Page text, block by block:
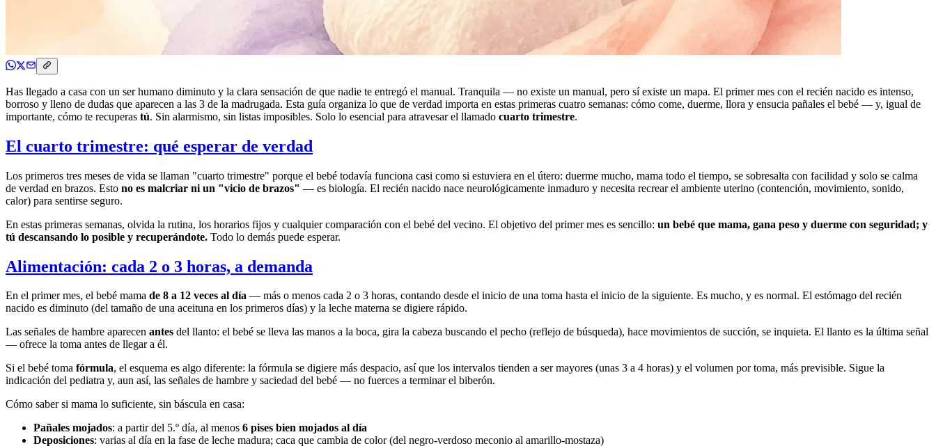
Has llegado a casa con un ser humano diminuto y la clara sensación de que nadie te entregó el manual. Tranquila — no existe un manual, pero sí existe un mapa. El primer mes con el recién nacido es intenso,
borroso y lleno de dudas que aparecen a las 3 de la madrugada. Esta guía organiza lo que de verdad importa en estas primeras cuatro semanas: cómo come, duerme, llora y ensucia pañales el bebé — y, igual de
importante, cómo te recuperas tú. Sin alarmismo, sin listas imposibles. Solo lo esencial para atravesar el llamado cuarto trimestre.
El cuarto trimestre: qué esperar de verdad
Los primeros tres meses de vida se llaman "cuarto trimestre" porque el bebé todavía funciona casi como si estuviera en el útero: duerme mucho, mama todo el tiempo, se sobresalta con facilidad y solo se calma
de verdad en brazos. Esto no es malcriar ni un "vicio de brazos" — es biología. El recién nacido nace neurológicamente inmaduro y necesita recrear el ambiente uterino (contención, movimiento, sonido,
calor) para sentirse seguro.
En estas primeras semanas, olvida la rutina, los horarios fijos y cualquier comparación con el bebé del vecino. El objetivo del primer mes es sencillo: un bebé que mama, gana peso y duerme con seguridad; y
tú descansando lo posible y recuperándote. Todo lo demás puede esperar.
Alimentación: cada 2 o 3 horas, a demanda
En el primer mes, el bebé mama de 8 a 12 veces al día — más o menos cada 2 o 3 horas, contando desde el inicio de una toma hasta el inicio de la siguiente. Es mucho, y es normal. El estómago del recién
nacido es diminuto (del tamaño de una aceituna en los primeros días) y la leche materna se digiere rápido.
Las señales de hambre aparecen antes del llanto: el bebé se lleva las manos a la boca, gira la cabeza buscando el pecho (reflejo de búsqueda), hace movimientos de succión, se inquieta. El llanto es la última señal
— ofrece la toma antes de llegar a él.
Si el bebé toma fórmula, el esquema es algo diferente: la fórmula se digiere más despacio, así que los intervalos tienden a ser mayores (unas 3 a 4 horas) y el volumen por toma, más previsible. Sigue la
indicación del pediatra y, aun así, las señales de hambre y saciedad del bebé — no fuerces a terminar el biberón.
Cómo saber si mama lo suficiente, sin báscula en casa:
Pañales mojados: a partir del 5.º día, al menos 6 pises bien mojados al día
Deposiciones: varias al día en la fase de leche madura; caca que cambia de color (del negro-verdoso meconio al amarillo-mostaza)